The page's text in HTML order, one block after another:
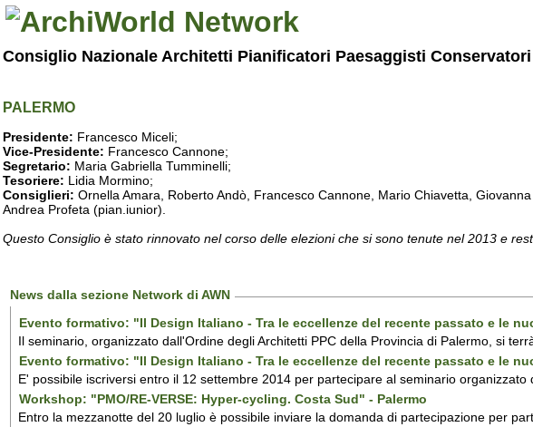
Consiglio Nazionale Architetti Pianificatori Paesaggisti Conservatori
PALERMO
Presidente: Francesco Miceli;
Vice-Presidente: Francesco Cannone;
Segretario: Maria Gabriella Tumminelli;
Tesoriere: Lidia Mormino;
Consiglieri: Ornella Amara, Roberto Andò, Francesco Cannone, Mario Chiavetta,
Andrea Profeta (pian.iunior).
Questo Consiglio è stato rinnovato nel corso delle elezioni che si sono tenute nel 2013 e
News dalla sezione Network di AWN
Evento formativo: "Il Design Italiano - Tra le eccellenze del recente passato e le
Il seminario, organizzato dall'Ordine degli Architetti PPC della Provincia di Palermo, si
Evento formativo: "Il Design Italiano - Tra le eccellenze del recente passato e le
E' possibile iscriversi entro il 12 settembre 2014 per partecipare al seminario
Workshop: "PMO/RE-VERSE: Hyper-cycling. Costa Sud" - Palermo
Entro la mezzanotte del 20 luglio è possibile inviare la domanda di partecipazione per